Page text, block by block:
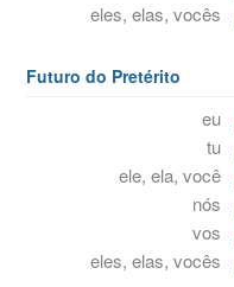
eles, elas, vocês
Futuro do Pretérito
eu
tu
ele, ela, você
nós
vos
eles, elas, vocês